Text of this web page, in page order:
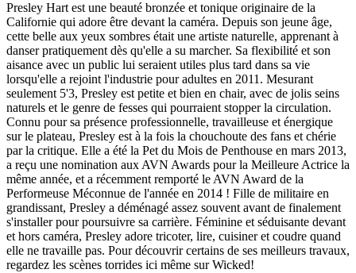
Presley Hart est une beauté bronzée et tonique originaire de la
Californie qui adore être devant la caméra. Depuis son jeune âge,
cette belle aux yeux sombres était une artiste naturelle, apprenant à
danser pratiquement dès qu'elle a su marcher. Sa flexibilité et son
aisance avec un public lui seraient utiles plus tard dans sa vie
lorsqu'elle a rejoint l'industrie pour adultes en 2011. Mesurant
seulement 5'3, Presley est petite et bien en chair, avec de jolis seins
naturels et le genre de fesses qui pourraient stopper la circulation.
Connu pour sa présence professionnelle, travailleuse et énergique
sur le plateau, Presley est à la fois la chouchoute des fans et chérie
par la critique. Elle a été la Pet du Mois de Penthouse en mars 2013,
a reçu une nomination aux AVN Awards pour la Meilleure Actrice la
même année, et a récemment remporté le AVN Award de la
Performeuse Méconnue de l'année en 2014 ! Fille de militaire en
grandissant, Presley a déménagé assez souvent avant de finalement
s'installer pour poursuivre sa carrière. Féminine et séduisante devant
et hors caméra, Presley adore tricoter, lire, cuisiner et coudre quand
elle ne travaille pas. Pour découvrir certains de ses meilleurs travaux,
regardez les scènes torrides ici même sur Wicked!